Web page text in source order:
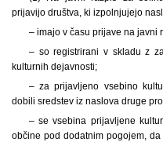
prijavijo društva, ki izpolnjujejo
– imajo v času prijave na javni
– so registrirani v skladu z
kulturnih dejavnosti;
– za prijavljeno vsebino
dobili sredstev iz naslova druge
– se vsebina prijavljene
občine pod dodatnim pogojem,